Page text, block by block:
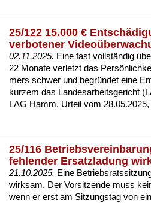
25/122 15.000 €
verbotener
02.11.2025. Ei­ne fast vollständig
22 Mo­na­te ver­letzt das
mers schwer und be­gründet ei­ne
kur­zem das Lan­des­ar­beits­ge­richt
LAG Hamm, Ur­teil vom
25/116
fehlender Ersatzladung
21.10.2025. Ei­ne
wirk­sam. Der Vor­sit­zen­de muss
wenn er erst am Sit­zungs­tag von